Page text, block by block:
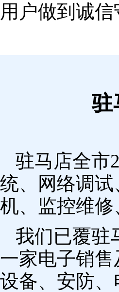
用户做到诚信
驻
驻马店全市
统、网络调
机、监控维
我们已覆驻
一家电子销
设备、安防